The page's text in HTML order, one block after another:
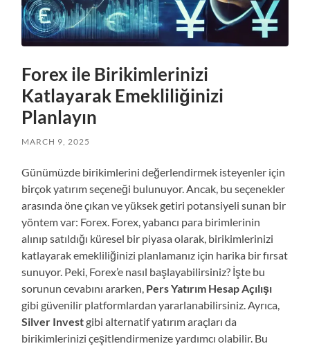
Forex ile Birikimlerinizi
Katlayarak Emekliliğinizi
Planlayın
MARCH 9, 2025
Günümüzde birikimlerini değerlendirmek isteyenler için
birçok yatırım seçeneği bulunuyor. Ancak, bu seçenekler
arasında öne çıkan ve yüksek getiri potansiyeli sunan bir
yöntem var: Forex. Forex, yabancı para birimlerinin
alınıp satıldığı küresel bir piyasa olarak, birikimlerinizi
katlayarak emekliliğinizi planlamanız için harika bir fırsat
sunuyor. Peki, Forex’e nasıl başlayabilirsiniz? İşte bu
sorunun cevabını ararken, Pers Yatırım Hesap Açılışı
gibi güvenilir platformlardan yararlanabilirsiniz. Ayrıca,
Silver Investgibi alternatif yatırım araçları da
birikimlerinizi çeşitlendirmenize yardımcı olabilir. Bu